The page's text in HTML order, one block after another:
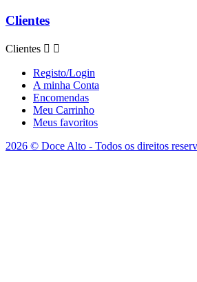
Clientes
Clientes  
Registo/Login
A minha Conta
Encomendas
Meu Carrinho
Meus favoritos
2026 © Doce Alto - Todos os direitos